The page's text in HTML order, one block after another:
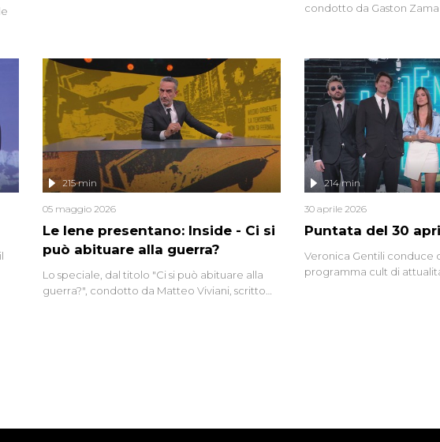
condotto da Gaston
alternative, dei sospetti
complottismo che negli
invaso social network, talk
e immaginario collettivo.
Le Iene presentano: Inside - Ci si
può abituare alla guerra?
215 min
05 maggio 2026
Lo speciale, dal titolo "Ci si può abituare alla
guerra?", condotto da Matteo Viviani, scritto
Puntata del 30
214 min
30 aprile 2026
Veronica Gentili conduce
programma cult di